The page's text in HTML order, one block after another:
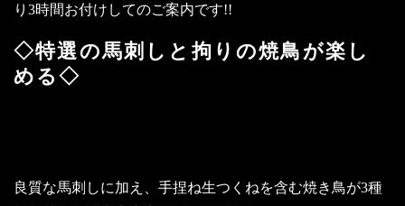
り3時間お付けしてのご案内です!!
◇特選の馬刺しと拘りの焼鳥が楽し
める◇
良質な馬刺しに加え、手捏ね生つくねを含む焼き鳥が3種